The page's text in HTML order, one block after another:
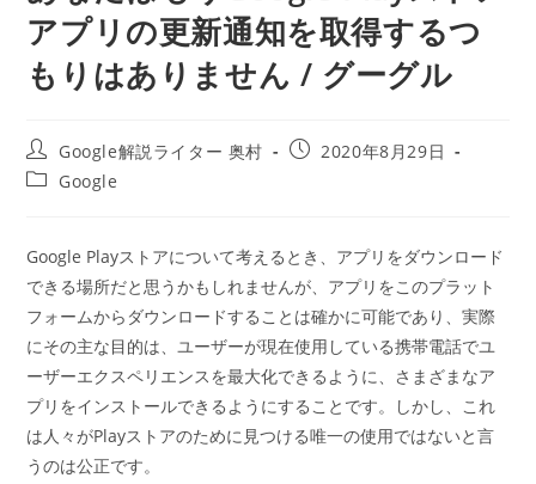
アプリの更新通知を取得するつ
もりはありません / グーグル
投
稿
者:
Google解説ライター 奥村
投
2020年8月29日
投
テ
ゴ
リ
ー:
Google
Google Playストアについて考えるとき、アプリをダウンロード
できる場所だと思うかもしれませんが、アプリをこのプラット
フォームからダウンロードすることは確かに可能であり、実際
にその主な目的は、ユーザーが現在使用している携帯電話でユ
ーザーエクスペリエンスを最大化できるように、さまざまなア
プリをインストールできるようにすることです。しかし、これ
は人々がPlayストアのために見つける唯一の使用ではないと言
うのは公正です。